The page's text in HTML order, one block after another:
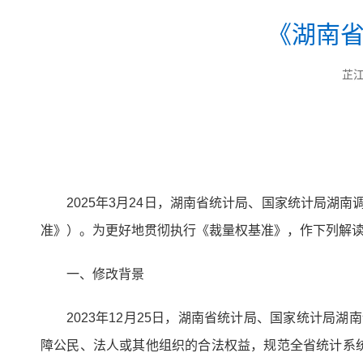
《湖南
芷
2025年3月24日，湖南省统计局、国家统计局湖南
准》）。为更好地贯彻执行《裁量权基准》，作下列解
一、修改背景
2023年12月25日，湖南省统计局、国家统计局湖
障公民、法人或其他组织的合法权益，规范全省统计